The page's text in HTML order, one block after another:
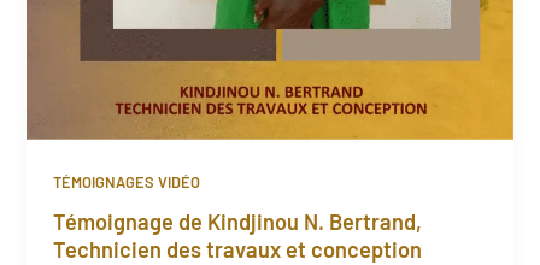
TÉMOIGNAGES VIDÉO
Témoignage de Kindjinou N. Bertrand,
Technicien des travaux et conception